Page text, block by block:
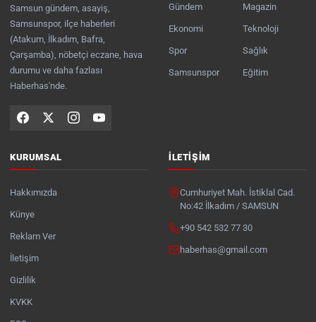
Samsun gündem, asayiş,
Samsunspor, ilçe haberleri
(Atakum, İlkadım, Bafra,
Çarşamba), nöbetçi eczane, hava
durumu ve daha fazlası
Haberhas'nde.
Gündem
Ekonomi
Spor
Samsunspor
Magazin
Teknoloji
Sağlık
Eğitim
KURUMSAL
Hakkımızda
Künye
Reklam Ver
İletişim
Gizlilik
KVKK
İLETIŞIM
Cumhuriyet Mah. İstiklal Cad.
No:42 İlkadım / SAMSUN
+90 542 532 77 30
haberhas@gmail.com